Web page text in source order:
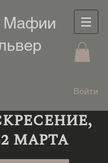
Мафии
Войти
марта